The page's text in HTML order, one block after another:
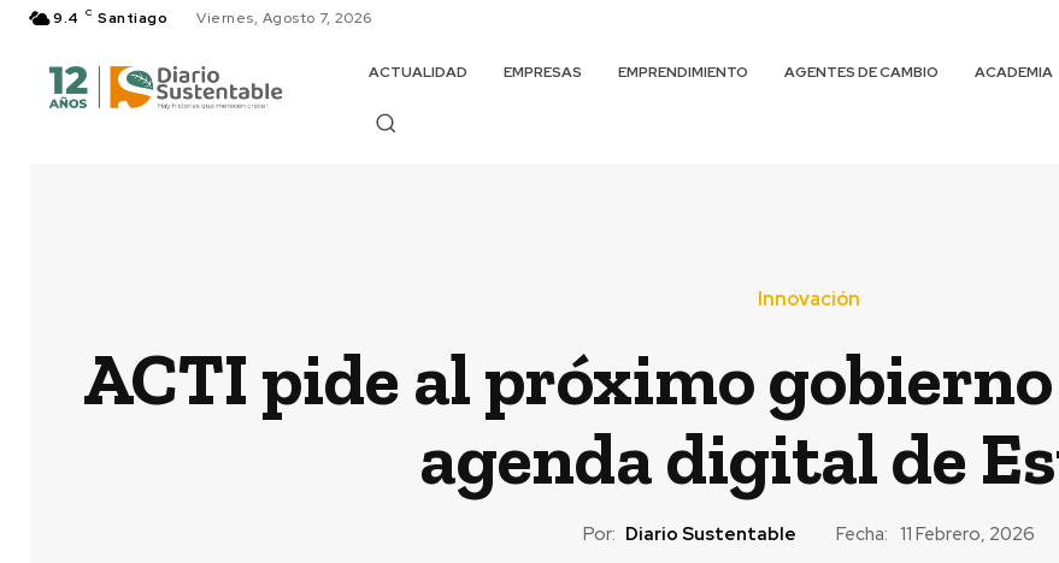
9.4 C Santiago Viernes, Agosto 7, 2026
ACTUALIDAD EMPRESAS EMPRENDIMIENTO AGENTES DE CAMBIO ACADEMIA
Innovación
ACTI pide al próximo
agenda digital de
Por: Diario Sustentable Fecha: 11 Febrero, 2026